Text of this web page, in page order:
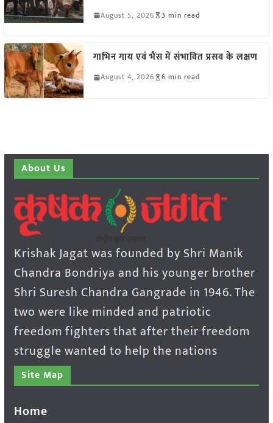
August 5, 2026 3 min read
गाभिन गाय एवं भैंस में संभावित प्रसव के लक्षण
August 4, 2026 6 min read
About Us
Krishak Jagat was founded by Shri Manik
Chandra Bondriya and his younger brother
Shri Suresh Chandra Gangrade in 1946. The
two were like minded and patriotic
freedom fighters that after their freedom
struggle wanted to help the nations
Site Map
Home